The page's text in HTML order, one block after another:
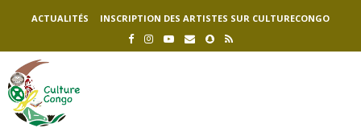
ACTUALITÉS INSCRIPTION DES ARTISTES SUR CULTURECONGO